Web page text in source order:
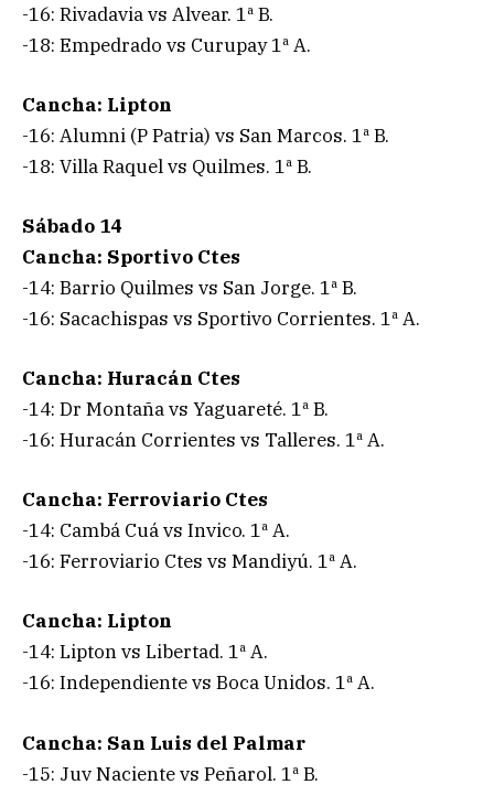
-16: Rivadavia vs Alvear. 1ª B.
-18: Empedrado vs Curupay 1ª A.
Cancha: Lipton
-16: Alumni (P Patria) vs San Marcos. 1ª B.
-18: Villa Raquel vs Quilmes. 1ª B.
Sábado 14
Cancha: Sportivo Ctes
-14: Barrio Quilmes vs San Jorge. 1ª B.
-16: Sacachispas vs Sportivo Corrientes. 1ª A.
Cancha: Huracán Ctes
-14: Dr Montaña vs Yaguareté. 1ª B.
-16: Huracán Corrientes vs Talleres. 1ª A.
Cancha: Ferroviario Ctes
-14: Cambá Cuá vs Invico. 1ª A.
-16: Ferroviario Ctes vs Mandiyú. 1ª A.
Cancha: Lipton
-14: Lipton vs Libertad. 1ª A.
-16: Independiente vs Boca Unidos. 1ª A.
Cancha: San Luis del Palmar
-15: Juv Naciente vs Peñarol. 1ª B.